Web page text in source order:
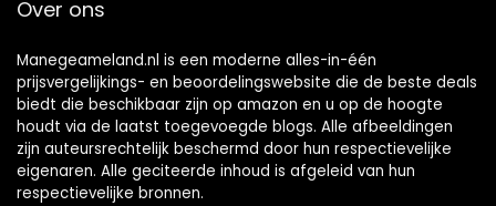
Over ons
Manegeameland.nl is een moderne alles-in-één
prijsvergelijkings- en beoordelingswebsite die de beste deals
biedt die beschikbaar zijn op amazon en u op de hoogte
houdt via de laatst toegevoegde blogs. Alle afbeeldingen
zijn auteursrechtelijk beschermd door hun respectievelijke
eigenaren. Alle geciteerde inhoud is afgeleid van hun
respectievelijke bronnen.